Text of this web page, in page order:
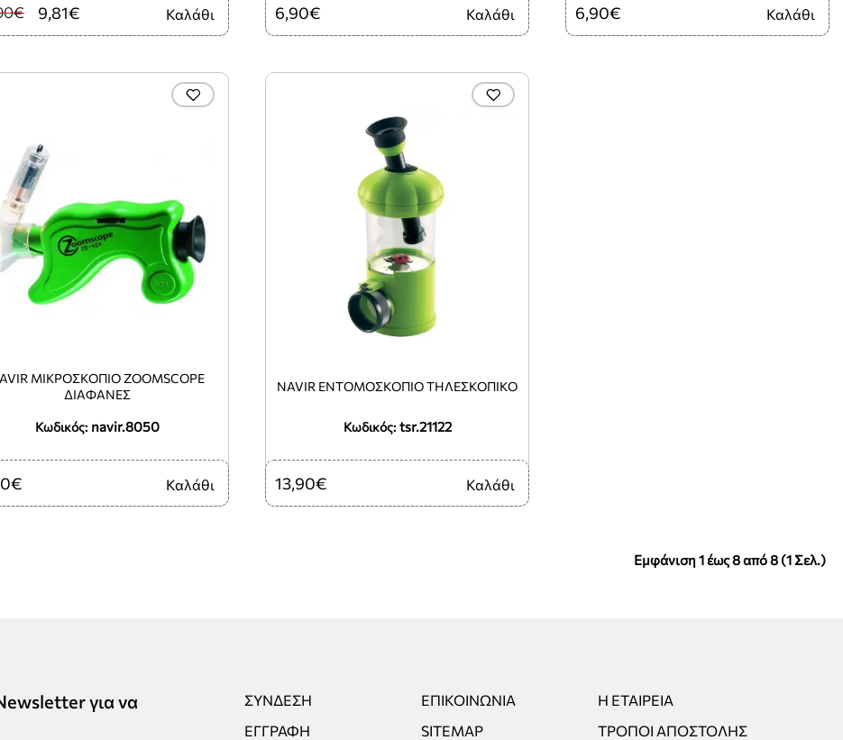
9,81€ Καλάθι 6,90€ Καλάθι 6,90€ Καλάθι
Κωδικός: navir.8050
ΜΙΚΡΟΣΚΟΠΙΟ ZOOMSCOPE
ΔΙΑΦΑΝΕΣ
Καλάθι
Κωδικός: tsr.21122
ΝAVIR ΕΝΤΟΜΟΣΚΌΠΙΟ ΤΗΛΕΣΚΟΠΙΚΌ
13,90€ Καλάθι
Εμφάνιση 1 έως 8 από 8 (1 Σελ.)
για να
ΣΎΝΔΕΣΗ
ΕΓΓΡΑΦΉ
ΕΠΙΚΟΙΝΩΝΊΑ
SITEMAP
Η ΕΤΑΙΡΕΊΑ
ΤΡΌΠΟΙ ΑΠΟΣΤΟΛΉΣ